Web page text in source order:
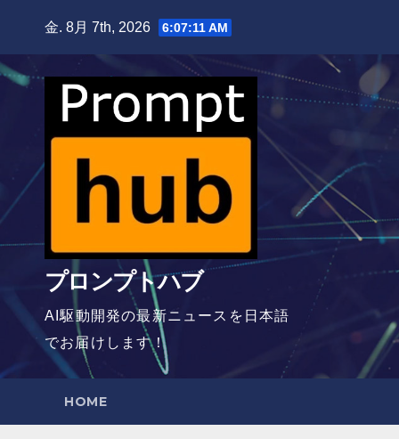
content
金. 8月 7th, 2026 6:07:11 AM
プロンプトハブ
AI駆動開発の最新ニュースを日本語
でお届けします！
HOME